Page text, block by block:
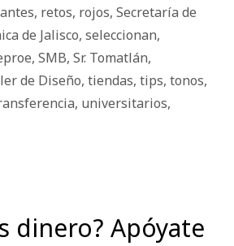
, retos, rojos, Secretaría de
de Jalisco, seleccionan,
, SMB, Sr. Tomatlán,
de Diseño, tiendas, tips, tonos,
, universitarios,
dinero? Apóyate